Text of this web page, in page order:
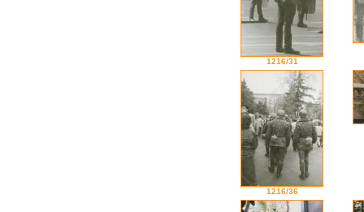
1216/31
1216/36